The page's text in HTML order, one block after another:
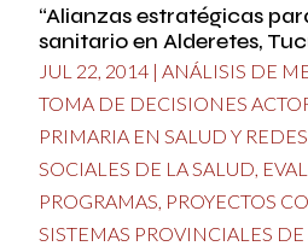
“Alianzas estratégicas
sanitario en Alderetes,
JUL 22, 2014 | ANÁLISIS DE
TOMA DE DECISIONES
PRIMARIA EN SALUD Y REDES
SOCIALES DE LA SALUD
PROGRAMAS PROYECTOS
SISTEMAS PROVINCIALES